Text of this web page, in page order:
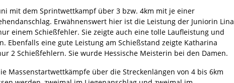
mit dem Sprintwettkampf über 3 bzw. 4km mit je einer
Erwähnenswert hier ist die Leistung der Juniorin Lina
einem Schießfehler. Sie zeigte auch eine tolle Laufleistung und
Ebenfalls eine gute Leistung am Schießstand zeigte Katharina
2 Schießfehlern. Sie wurde Hessische Meisterin bei den Damen.
Massenstartwettkämpfe über die Streckenlängen von 4 bis 6km